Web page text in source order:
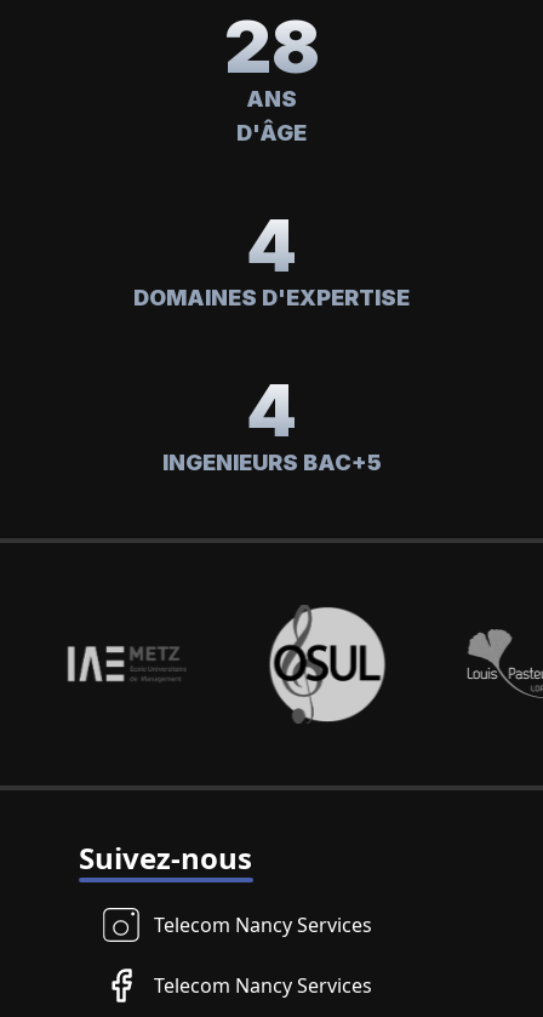
28
ANS
D'ÂGE
4
DOMAINES D'EXPERTISE
4
INGENIEURS BAC+5
Suivez‑nous
Telecom Nancy Services
Telecom Nancy Services